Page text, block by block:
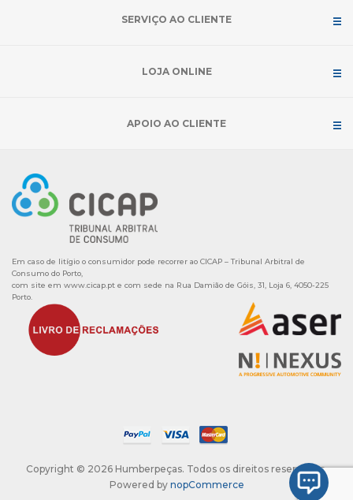
SERVIÇO AO CLIENTE
LOJA ONLINE
APOIO AO CLIENTE
Em caso de litígio o consumidor pode recorrer ao CICAP – Tribunal Arbitral de
Consumo do Porto,
com site em www.cicap.pt e com sede na Rua Damião de Góis, 31, Loja 6, 4050-225
Porto.
Copyright © 2026 Humberpeças. Todos os direitos reservados.
Powered by nopCommerce